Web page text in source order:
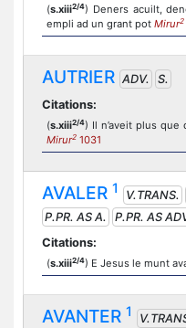
(s.xiii2/4) Deners acuilt,
empli ad un grant pot Mirur2
AUTRIER ADV.
S.
Citations:
(s.xiii2/4) Il n’aveit plus
Mirur2 1031
AVALER 1 V.TRANS.
P.PR. AS A.
P.PR. AS
Citations:
(s.xiii2/4) E Jesus le munt
AVANTER 1